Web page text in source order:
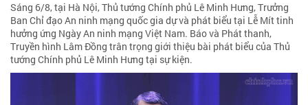
Sáng 6/8, tại Hà Nội, Thủ tướng Chính phủ Lê Minh Hưng, Trưởng
Ban Chỉ đạo An ninh mạng quốc gia dự và phát biểu tại Lễ Mít tinh
hưởng ứng Ngày An ninh mạng Việt Nam. Báo và Phát thanh,
Truyền hình Lâm Đồng trân trọng giới thiệu bài phát biểu của Thủ
tướng Chính phủ Lê Minh Hưng tại sự kiện.